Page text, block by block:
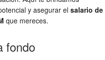
y asegurar el salario de
que mereces.
fondo